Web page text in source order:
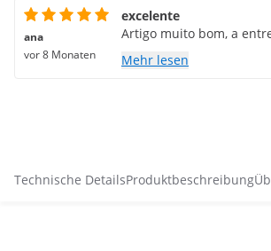
ana
vor 8 Monaten
excelente
Artigo muito bom, a
Mehr lesen
Technische DetailsProduktbeschreibung